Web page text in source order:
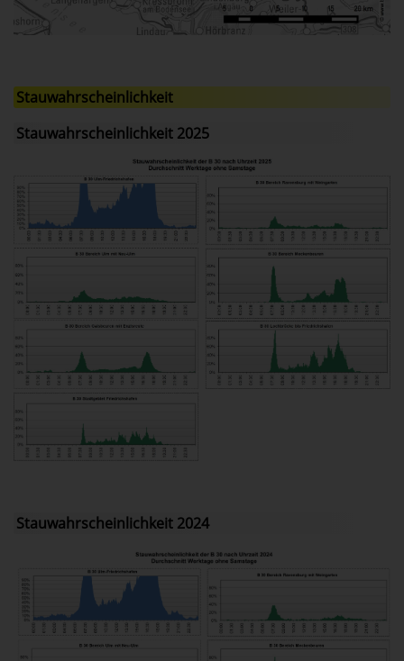
Stauwahrscheinlichkeit
Stauwahrscheinlichkeit 2025
Stauwahrscheinlichkeit 2024